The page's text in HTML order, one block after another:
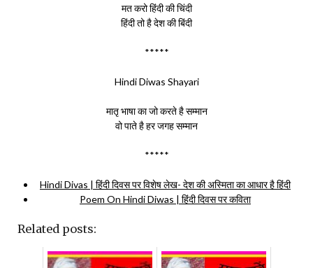
मत करो हिंदी की चिंदी
हिंदी तो है देश की बिंदी
*****
Hindi Diwas Shayari
मातृ भाषा का जो करते है सम्मान
वो पाते है हर जगह सम्मान
*****
Hindi Divas | हिंदी दिवस पर विशेष लेख- देश की अस्मिता का आधार है हिंदी
Poem On Hindi Diwas | हिंदी दिवस पर कविता
Related posts: